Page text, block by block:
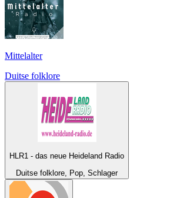
Mittelalter
Duitse folklore
HLR1 - das neue Heideland Radio
Duitse folklore, Pop, Schlager